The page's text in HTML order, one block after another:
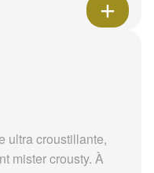
ultra croustillante,
mister crousty. À